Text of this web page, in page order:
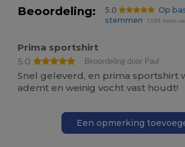
Beoordeling: 5.0
Op
stemmen
1189 items
Prima sportshirt
5.0
Beoordeling door Paul
Snel geleverd, en prima sportshirt
ademt en weinig vocht vast houdt!
Een opmerking